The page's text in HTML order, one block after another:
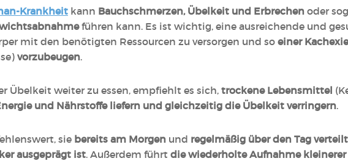
Krankheit kann Bauchschmerzen, Übelkeit und Erbrechen oder
führen kann. Es ist wichtig, eine ausreichende und
mit den benötigten Ressourcen zu versorgen und so einer Kachexie
vorzubeugen.
Übelkeit weiter zu essen, empfiehlt es sich, trockene Lebensmittel
und Nährstoffe liefern und gleichzeitig die Übelkeit verringern.
sie bereits am Morgen und regelmäßig über den Tag verteilt
ausgeprägt ist. Außerdem führt die wiederholte Aufnahme kleinerer